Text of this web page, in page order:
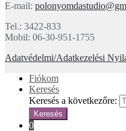
E-mail:
Tel.: 3422-833
Mobil: 06-30-951-1755
Adatvédelmi/Adatkezelési
Fiókom
Keresés
Keresés a következőre:
Keresés
0